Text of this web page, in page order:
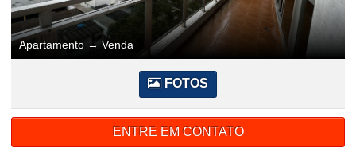
Apartamento → Venda
FOTOS
ENTRE EM CONTATO